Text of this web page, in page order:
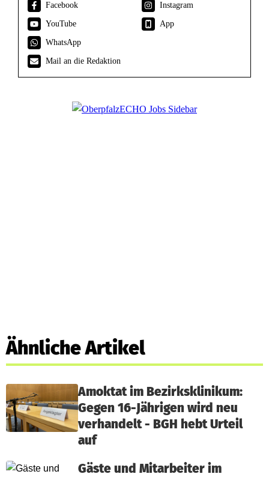
Facebook
Instagram
YouTube
App
WhatsApp
Mail an die Redaktion
Ähnliche Artikel
Amoktat im Bezirksklinikum:
Gegen 16-Jährigen wird neu
verhandelt - BGH hebt Urteil
auf
Gäste und Mitarbeiter im